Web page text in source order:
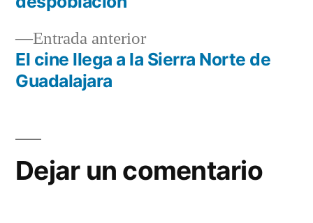
entradas
Entrada anteriorEntrada
anterior:
El cine llega a la Sierra Norte de
Guadalajara
Dejar un comentario